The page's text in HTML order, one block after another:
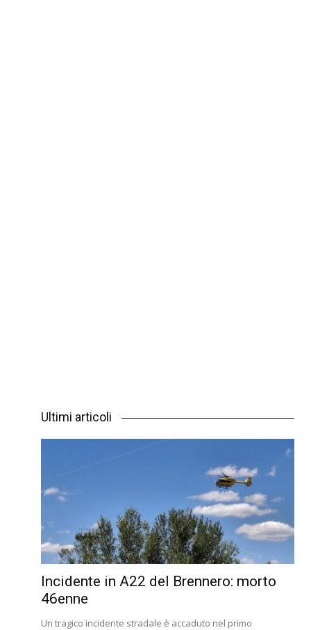
Ultimi articoli
Incidente in A22 del Brennero: morto
46enne
Un tragico incidente stradale è accaduto nel primo